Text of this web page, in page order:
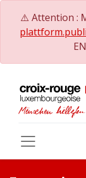
⚠️ Attention :